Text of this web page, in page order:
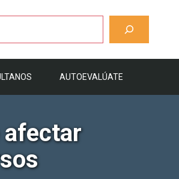
AUTOEVALÚATE
afectar